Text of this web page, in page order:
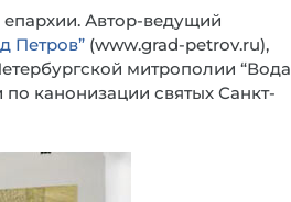
Автор-ведущий
Петров” (www.grad-petrov.ru),
митрополии “Вода
канонизации святых Санкт-